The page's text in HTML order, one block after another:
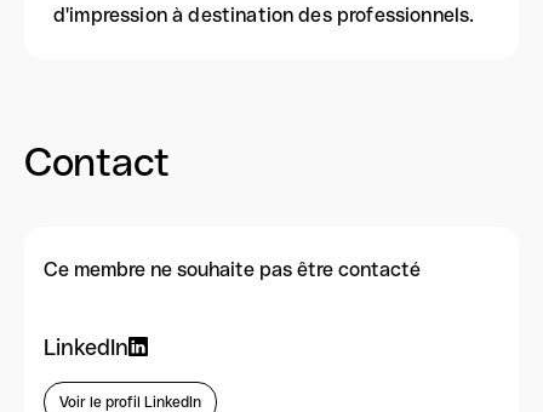
d'impression à destination des professionnels.
Contact
Ce membre ne souhaite pas être contacté
LinkedIn
Voir le profil LinkedIn